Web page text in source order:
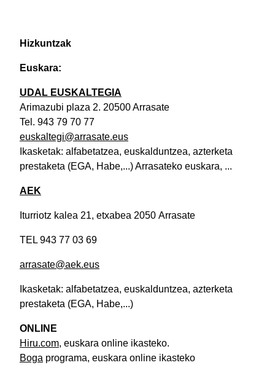
Hizkuntzak
Euskara:
UDAL EUSKALTEGIA
Arimazubi plaza 2. 20500 Arrasate
Tel. 943 79 70 77
euskaltegi@arrasate.eus
Ikasketak: alfabetatzea, euskalduntzea, azterketa
prestaketa (EGA, Habe,...) Arrasateko euskara, ...
AEK
Iturriotz kalea 21, etxabea 2050 Arrasate
TEL 943 77 03 69
arrasate@aek.eus
Ikasketak: alfabetatzea, euskalduntzea, azterketa
prestaketa (EGA, Habe,...)
ONLINE
Hiru.com, euskara online ikasteko.
Boga programa, euskara online ikasteko